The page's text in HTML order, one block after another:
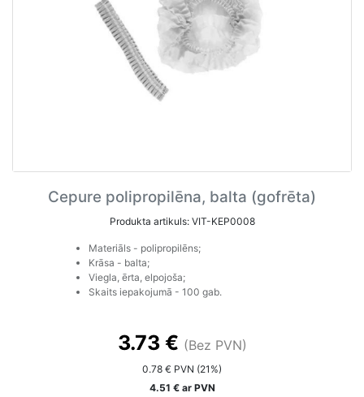
Cepure polipropilēna, balta (gofrēta)
Produkta artikuls: VIT-KEP0008
Materiāls - polipropilēns;
Krāsa - balta;
Viegla, ērta, elpojoša;
Skaits iepakojumā - 100 gab.
3.73 € (Bez PVN)
0.78 € PVN (21%)
4.51 € ar PVN